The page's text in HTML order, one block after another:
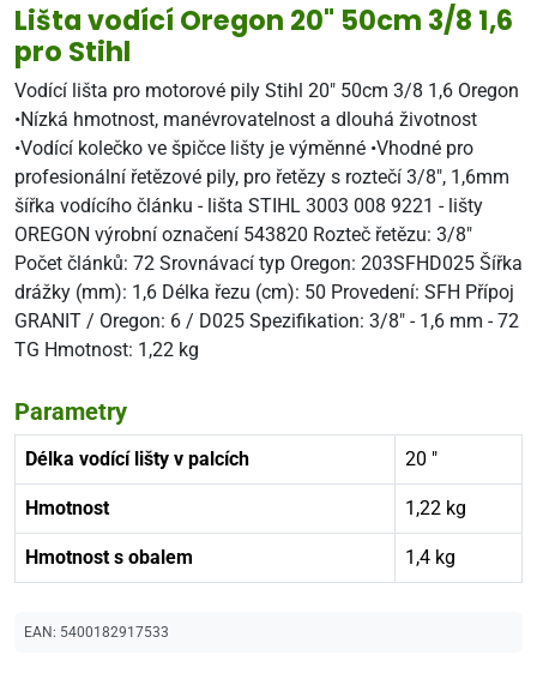
Lišta vodící Oregon 20" 50cm 3/8 1,6
pro Stihl
Vodící lišta pro motorové pily Stihl 20" 50cm 3/8 1,6 Oregon
•Nízká hmotnost, manévrovatelnost a dlouhá životnost
•Vodící kolečko ve špičce lišty je výměnné •Vhodné pro
profesionální řetězové pily, pro řetězy s roztečí 3/8", 1,6mm
šířka vodícího článku - lišta STIHL 3003 008 9221 - lišty
OREGON výrobní označení 543820 Rozteč řetězu: 3/8"
Počet článků: 72 Srovnávací typ Oregon: 203SFHD025 Šířka
drážky (mm): 1,6 Délka řezu (cm): 50 Provedení: SFH Přípoj
GRANIT / Oregon: 6 / D025 Spezifikation: 3/8" - 1,6 mm - 72
TG Hmotnost: 1,22 kg
Parametry
Délka vodící lišty v palcích 20 "
Hmotnost 1,22 kg
Hmotnost s obalem 1,4 kg
EAN: 5400182917533